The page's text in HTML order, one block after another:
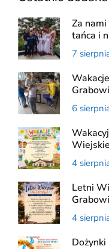
Za
tańca i
7
6
4
Letni
4